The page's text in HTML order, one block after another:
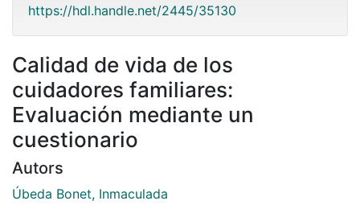
https://hdl.handle.net/2445/35130
Calidad de vida de los
cuidadores familiares:
Evaluación mediante un
cuestionario
Autors
Úbeda Bonet, Inmaculada